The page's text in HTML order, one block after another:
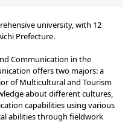
university, with 12
Prefecture.
Communication in the
offers two majors: a
of Multicultural and Tourism
about different cultures,
capabilities using various
abilities through fieldwork